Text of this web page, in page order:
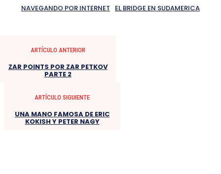
NAVEGANDO POR INTERNET EL BRIDGE EN SUDAMERICA
ARTÍCULO ANTERIOR
ZAR POINTS POR ZAR PETKOV
PARTE 2
ARTÍCULO SIGUIENTE
UNA MANO FAMOSA DE ERIC
KOKISH Y PETER NAGY